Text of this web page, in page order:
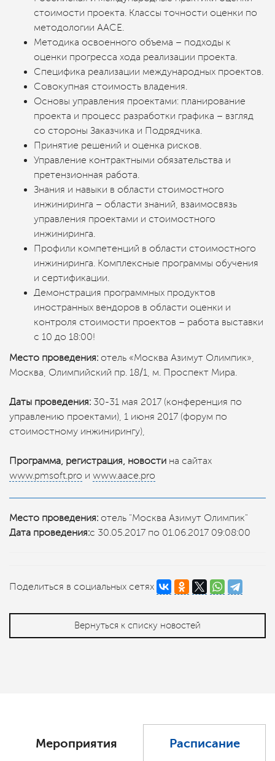
стоимости проекта. Классы точности оценки по
методологии ААСЕ.
Методика освоенного объема – подходы к
оценки прогресса хода реализации проекта.
Специфика реализации международных проектов.
Совокупная стоимость владения.
Основы управления проектами: планирование
проекта и процесс разработки графика – взгляд
со стороны Заказчика и Подрядчика.
Принятие решений и оценка рисков.
Управление контрактными обязательства и
претензионная работа.
Знания и навыки в области стоимостного
инжиниринга – области знаний, взаимосвязь
управления проектами и стоимостного
инжиниринга.
Профили компетенций в области стоимостного
инжиниринга. Комплексные программы обучения
и сертификации.
Демонстрация программных продуктов
иностранных вендоров в области оценки и
контроля стоимости проектов – работа выставки
с 10 до 18:00!
Место проведения: отель «Москва Азимут Олимпик»,
Москва, Олимпийский пр. 18/1, м. Проспект Мира.
Даты проведения: 30-31 мая 2017 (конференция по
управлению проектами), 1 июня 2017 (форум по
стоимостному инжинирингу),
Программа, регистрация, новости на сайтах
www.pmsoft.pro и www.aace.pro
Место проведения: отель "Москва Азимут Олимпик"
Дата проведения:с 30.05.2017 по 01.06.2017 09:08:00
Поделиться в социальных сетях
Вернуться к списку новостей
Мероприятия Расписание